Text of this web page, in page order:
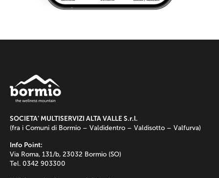
SOCIETA’ MULTISERVIZI ALTA VALLE S.r.l.
(fra i Comuni di Bormio – Valdidentro – Valdisotto – Valfurva)
Info Point:
Via Roma, 131/b, 23032 Bormio (SO)
Tel. 0342 903300